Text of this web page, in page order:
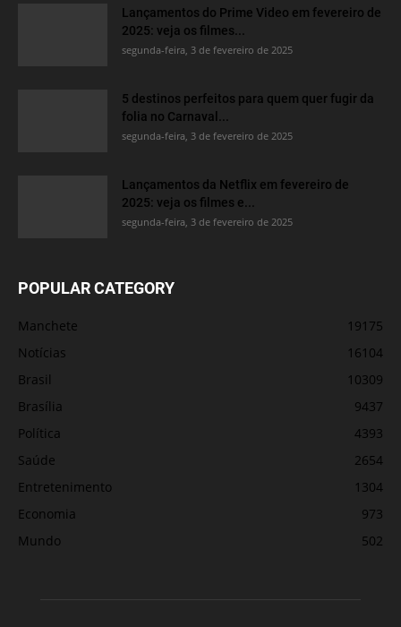
Lançamentos do Prime Video em fevereiro de
2025: veja os filmes...
segunda-feira, 3 de fevereiro de 2025
5 destinos perfeitos para quem quer fugir da
folia no Carnaval...
segunda-feira, 3 de fevereiro de 2025
Lançamentos da Netflix em fevereiro de
2025: veja os filmes e...
segunda-feira, 3 de fevereiro de 2025
POPULAR CATEGORY
Manchete
19175
Notícias
16104
Brasil
10309
Brasília
9437
Política
4393
Saúde
2654
Entretenimento
1304
Economia
973
Mundo
502